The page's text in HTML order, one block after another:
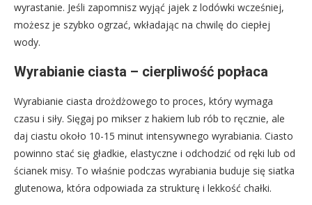
wyrastanie. Jeśli zapomnisz wyjąć jajek z lodówki wcześniej,
możesz je szybko ogrzać, wkładając na chwilę do ciepłej
wody.
Wyrabianie ciasta – cierpliwość popłaca
Wyrabianie ciasta drożdżowego to proces, który wymaga
czasu i siły. Sięgaj po mikser z hakiem lub rób to ręcznie, ale
daj ciastu około 10-15 minut intensywnego wyrabiania. Ciasto
powinno stać się gładkie, elastyczne i odchodzić od ręki lub od
ścianek misy. To właśnie podczas wyrabiania buduje się siatka
glutenowa, która odpowiada za strukturę i lekkość chałki.